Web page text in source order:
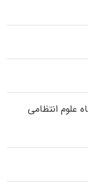
ﻋﻠﻮم انتظامی